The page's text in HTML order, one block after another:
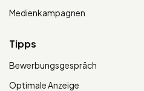
Medienkampagnen
Tipps
Bewerbungsgespräch
Optimale Anzeige